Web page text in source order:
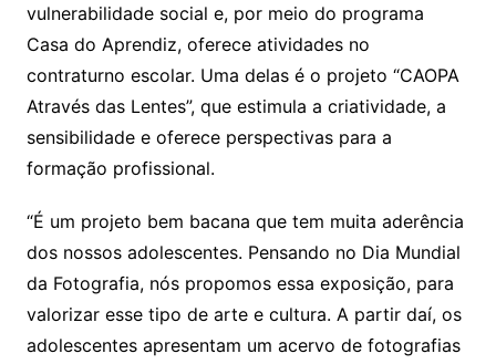
vulnerabilidade social e, por meio do programa
Casa do Aprendiz, oferece atividades no
contraturno escolar. Uma delas é o projeto “CAOPA
Através das Lentes”, que estimula a criatividade, a
sensibilidade e oferece perspectivas para a
formação profissional.
“É um projeto bem bacana que tem muita aderência
dos nossos adolescentes. Pensando no Dia Mundial
da Fotografia, nós propomos essa exposição, para
valorizar esse tipo de arte e cultura. A partir daí, os
adolescentes apresentam um acervo de fotografias